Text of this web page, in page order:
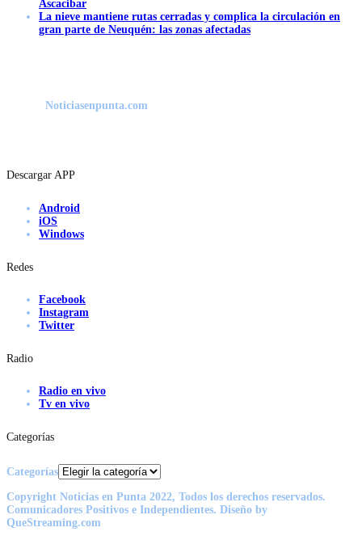
Ascacibar
La nieve mantiene rutas cerradas y complica la circulación en
gran parte de Neuquén: las zonas afectadas
Noticiasenpunta.com
Descargar APP
Android
iOS
Windows
Redes
Facebook
Instagram
Twitter
Radio
Radio en vivo
Tv en vivo
Categorías
Categorías
Copyright Noticias en Punta 2022, Todos los derechos reservados.
Comunicadores Positivos e Independientes. Diseño by
QueStreaming.com